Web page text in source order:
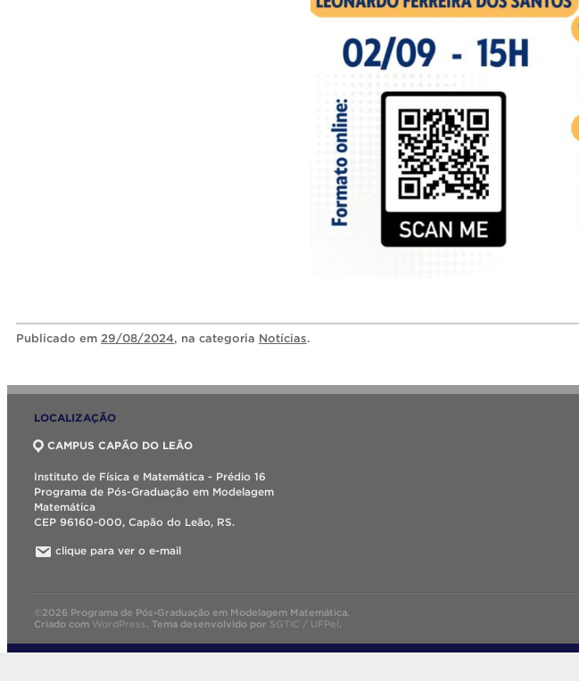
Publicado em 29/08/2024, na categoria Notícias.
LOCALIZAÇÃO
CAMPUS CAPÃO DO LEÃO
Instituto de Física e Matemática - Prédio 16
Programa de Pós-Graduação em Modelagem
Matemática
CEP 96160-000, Capão do Leão, RS.
clique para ver o e-mail
©2026 Programa de Pós-Graduação em Modelagem Matemática.
Criado com WordPress. Tema desenvolvido por SGTIC / UFPel.